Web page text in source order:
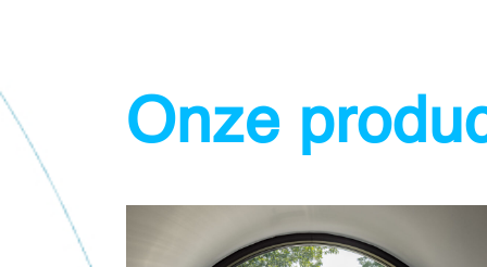
Onze